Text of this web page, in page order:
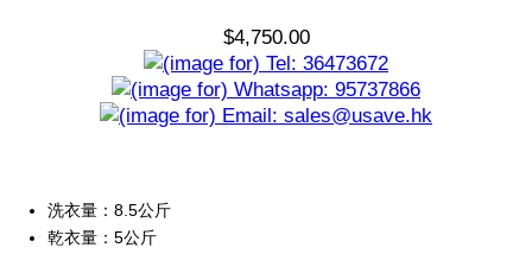
$4,750.00
洗衣量：8.5公斤
乾衣量：5公斤